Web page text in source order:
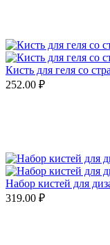
Кисть для геля со
252.00 ₽
Набор кистей для
319.00 ₽